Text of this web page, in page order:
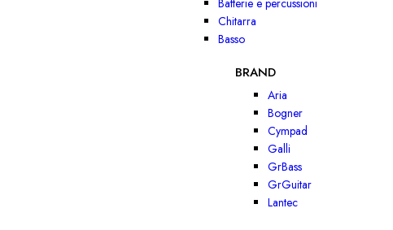
Chitarra
Basso
BRAND
Aria
Bogner
Cympad
Galli
GrBass
GrGuitar
Lantec